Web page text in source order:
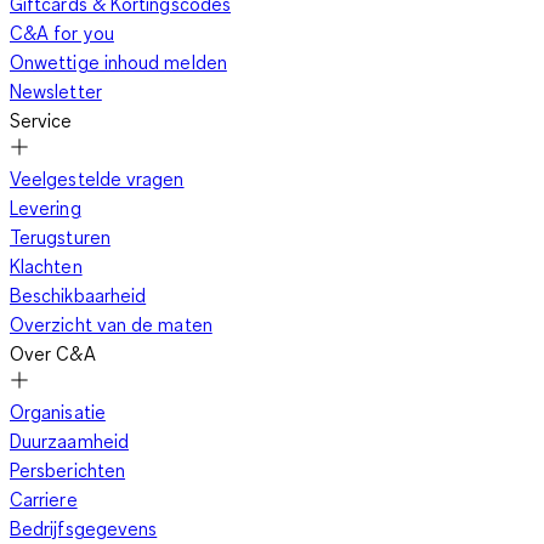
Of je nu kiest voor platte schoenen of hoge hakken, het is
afhankelijk van de gelegenheid, je figuur, je lichaamslengte en
de lengte van de skaterrok. In principe passen bijna alle
schoenen bij de uitlopende rok. Met ballerina’s creëer je een
outfit met een jaren 50 uitstraling, met pumps ziet het er
elegant uit, met sneakers sportief, en boots zorgen voor een
rustieke look. Enkellaarzen kunnen je outfit een vleugje
extravagantie geven, en overknee laarzen maken het
spannend.
Kleine vrouwen kiezen het beste voor schoenen met een hak
of een mini-skaterrok die maximaal midden op de dij eindigt.
Met een panty in dezelfde kleur als de schoenen kun je je
benen optisch verlengen. Grote vrouwen staan goed met
skaterrokken die net boven de knie eindigen. Hoge hakken
zorgen voor een vrouwelijke uitstraling, loafers geven een
ontspannen casual look. Als de schoenen smal en verfijnd zijn,
C&A for you
Onwettige inhoud melden
Newsletter
Service
Veelgestelde vragen
Levering
Terugsturen
Klachten
Beschikbaarheid
Overzicht van de maten
Over C&A
Organisatie
Duurzaamheid
Persberichten
Carriere
Bedrijfsgegevens